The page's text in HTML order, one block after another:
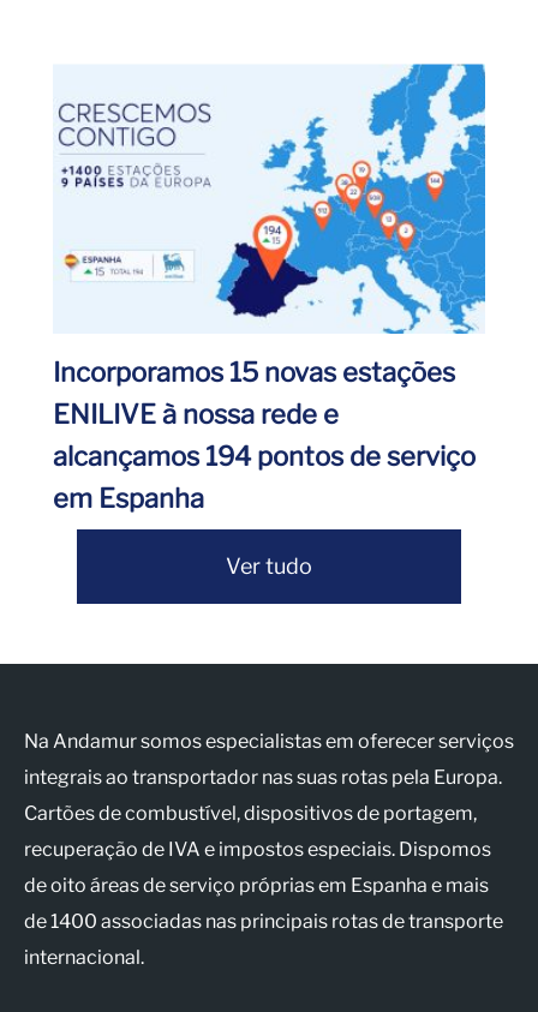
Incorporamos 15 novas estações
ENILIVE à nossa rede e
alcançamos 194 pontos de serviço
em Espanha
Ver tudo
Na Andamur somos especialistas em oferecer serviços
integrais ao transportador nas suas rotas pela Europa.
Cartões de combustível, dispositivos de portagem,
recuperação de IVA e impostos especiais. Dispomos
de oito áreas de serviço próprias em Espanha e mais
de 1400 associadas nas principais rotas de transporte
internacional.